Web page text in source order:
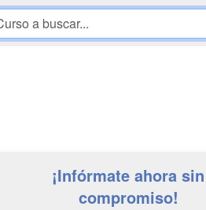
¡Infórmate ahora sin
compromiso!